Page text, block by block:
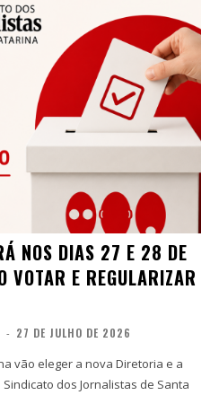
NOS DIAS 27 E 28 DE
VOTAR E REGULARIZAR
- 27 DE JULHO DE 2026
vão eleger a nova Diretoria e a
dos Jornalistas de Santa